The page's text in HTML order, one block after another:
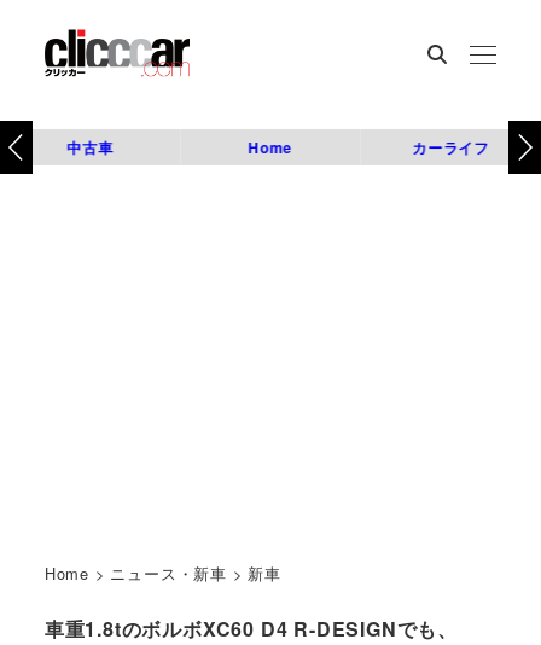
中古車 Home カーライフ
Home > ニュース・新車 > 新車
車重1.8tのボルボXC60 D4 R-DESIGNでも、